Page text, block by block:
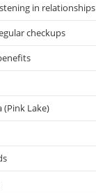
in relationships
checkups
(Pink Lake)